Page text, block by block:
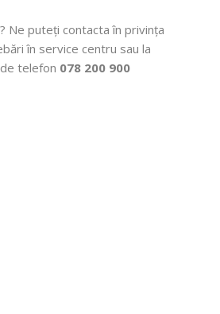
Ne puteți contacta în privința
în service centru sau la
telefon 078 200 900